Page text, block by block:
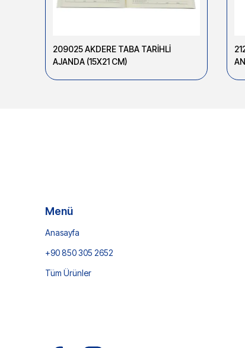
209025 AKDERE TABA TARİHLİ
AJANDA (15X21 CM)
Menü
Anasayfa
+90 850 305 2652
Tüm Ürünler